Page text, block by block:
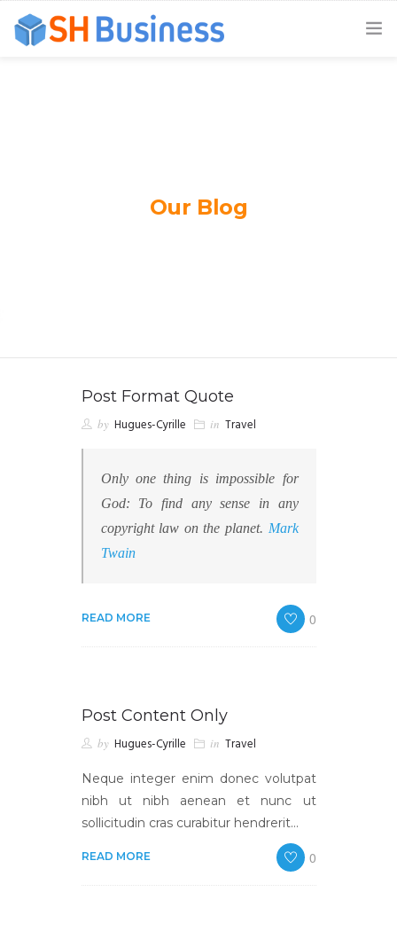
Our Blog
Post Format Quote
by Hugues-Cyrille in Travel
Only one thing is impossible for
God: To find any sense in any
copyright law on the planet. Mark
Twain
READ MORE 0
Post Content Only
by Hugues-Cyrille in Travel
Neque integer enim donec volutpat
nibh ut nibh aenean et nunc ut
sollicitudin cras curabitur hendrerit…
READ MORE 0